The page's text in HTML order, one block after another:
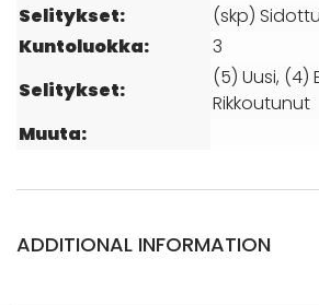
Selitykset:
(skp)
Kuntoluokka:
3
Selitykset:
(5) Uusi, (4)
Rikkoutunut
Muuta:
ADDITIONAL INFORMATION